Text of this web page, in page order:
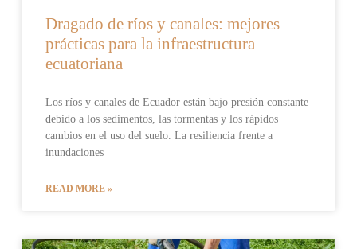
Dragado de ríos y canales: mejores
prácticas para la infraestructura
ecuatoriana
Los ríos y canales de Ecuador están bajo presión constante
debido a los sedimentos, las tormentas y los rápidos
cambios en el uso del suelo. La resiliencia frente a
inundaciones
READ MORE »